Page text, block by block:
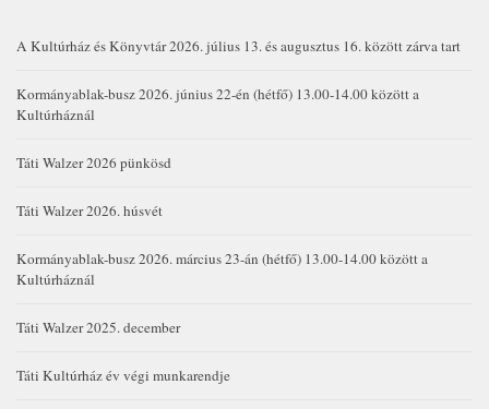
A Kultúrház és Könyvtár 2026. július 13. és augusztus 16. között zárva tart
Kormányablak-busz 2026. június 22-én (hétfő) 13.00-14.00 között a
Kultúrháznál
Táti Walzer 2026 pünkösd
Táti Walzer 2026. húsvét
Kormányablak-busz 2026. március 23-án (hétfő) 13.00-14.00 között a
Kultúrháznál
Táti Walzer 2025. december
Táti Kultúrház év végi munkarendje